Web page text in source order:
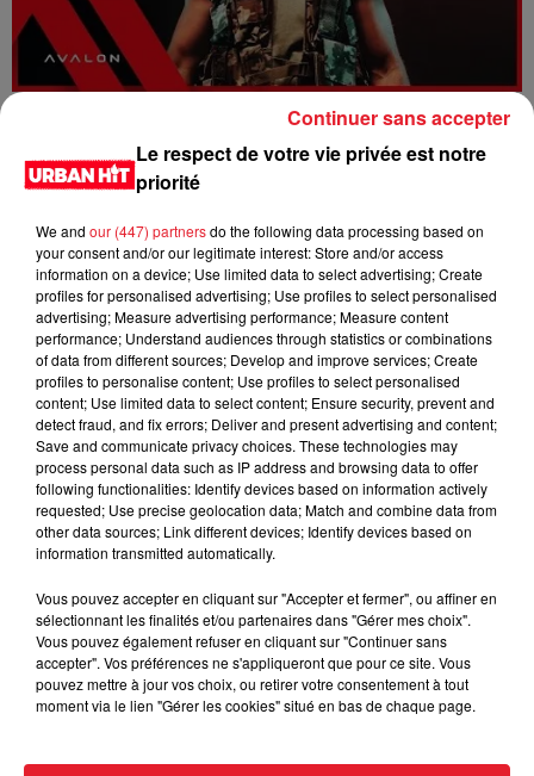
FOLA & Victony - golibe
Le respect de votre vie privée est notre
priorité
We and our (447) partnersdo the following data processing based on
your consent and/or our legitimate interest: Store and/or access
information on a device; Use limited data to select advertising; Create
profiles for personalised advertising; Use profiles to select personalised
advertising; Measure advertising performance; Measure content
performance; Understand audiences through statistics or combinations
of data from different sources; Develop and improve services; Create
profiles to personalise content; Use profiles to select personalised
content; Use limited data to select content; Ensure security, prevent and
detect fraud, and fix errors; Deliver and present advertising and content;
Save and communicate privacy choices. These technologies may
process personal data such as IP address and browsing data to offer
following functionalities: Identify devices based on information actively
requested; Use precise geolocation data; Match and combine data from
other data sources; Link different devices; Identify devices based on
information transmitted automatically.
Vous pouvez accepter en cliquant sur "Accepter et fermer", ou affiner en
sélectionnant les finalités et/ou partenaires dans "Gérer mes choix".
Vous pouvez également refuser en cliquant sur "Continuer sans
accepter". Vos préférences ne s'appliqueront que pour ce site. Vous
pouvez mettre à jour vos choix, ou retirer votre consentement à tout
moment via le lien "Gérer les cookies" situé en bas de chaque page.
Continuer sans accepter